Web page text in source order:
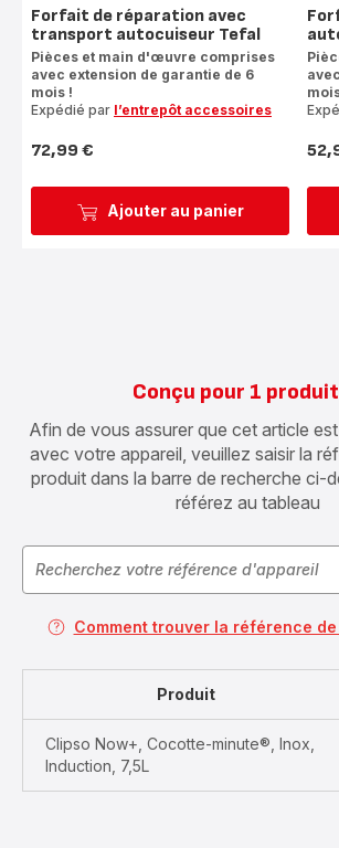
Ajouter au panier
Forfait de réparation avec
transport autocuiseur Tefal
Pièces et main d'œuvre comprises
avec extension de garantie de 6
mois !
Expédié par l’entrepôt accessoires
Prix
72,99 € Prix
Conçu pour 1
Afin de vous assurer que cet article
avec votre appareil, veuillez saisir la
produit dans la barre de recherche ci-
référez au tableau
Comment trouver la référence
Produit
Clipso Now+, Cocotte-minute®, Inox,
Induction, 7,5L